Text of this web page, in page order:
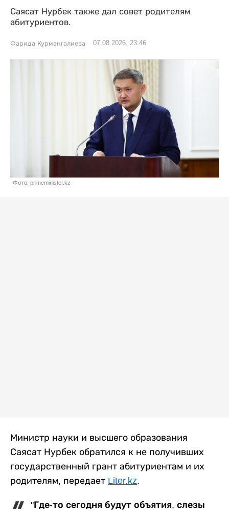
Саясат Нурбек также дал совет родителям
абитуриентов.
Фарида Курмангалиева 07.08.2026, 23:46
Фото: primeminister.kz
Министр науки и высшего образования
Саясат Нурбек обратился к не получивших
государственный грант абитуриентам и их
родителям, передает Liter.kz.
"Где-то сегодня будут объятия, слезы